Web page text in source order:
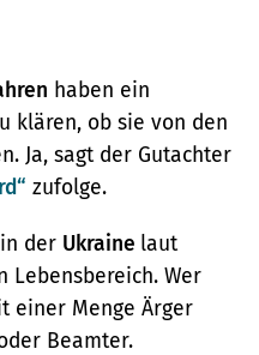
haben ein
klären, ob sie von den
Ja, sagt der Gutachter
zufolge.
der Ukraine laut
Lebensbereich. Wer
einer Menge Ärger
Beamter.